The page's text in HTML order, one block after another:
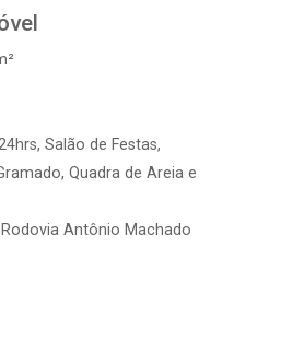
Salão de Festas,
Quadra de Areia e
Antônio Machado